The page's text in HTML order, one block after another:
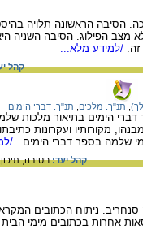
הראשונה תלויה
הפילוג. הסיבה השניה
/למידע מלא...
קהל
תנ"ך. מלכים תנ"ך. דברי הימים
הימים בתיאור מלכות
מקורותיו ועקרונות
שלמה בספר דברי הימים.
/
קהל יעד:חטיבה,
ניתוח הכתובים
אחרות בכתובים מימי הבית